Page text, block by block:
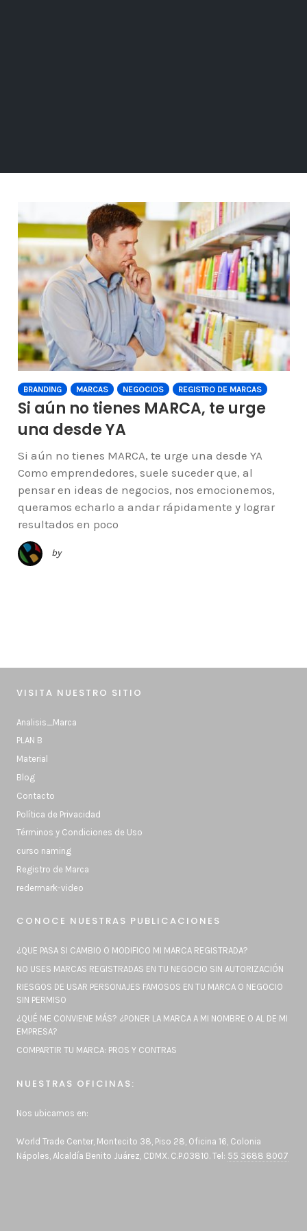
BRANDING MARCAS NEGOCIOS REGISTRO DE MARCAS
Si aún no tienes MARCA, te urge
una desde YA
Si aún no tienes MARCA, te urge una desde YA
Como emprendedores, suele suceder que, al
pensar en ideas de negocios, nos emocionemos,
queramos echarlo a andar rápidamente y lograr
resultados en poco
by
VISITA NUESTRO SITIO
Analisis_Marca
PLAN B
Material
Blog
Contacto
Política de Privacidad
Términos y Condiciones de Uso
curso naming
Registro de Marca
redermark-video
CONOCE NUESTRAS PUBLICACIONES
¿QUE PASA SI CAMBIO O MODIFICO MI MARCA REGISTRADA?
NO USES MARCAS REGISTRADAS EN TU NEGOCIO SIN AUTORIZACIÓN
RIESGOS DE USAR PERSONAJES FAMOSOS EN TU MARCA O NEGOCIO
SIN PERMISO
¿QUÉ ME CONVIENE MÁS? ¿PONER LA MARCA A MI NOMBRE O AL DE MI
EMPRESA?
COMPARTIR TU MARCA: PROS Y CONTRAS
NUESTRAS OFICINAS:
Nos ubicamos en:
World Trade Center, Montecito 38, Piso 28, Oficina 16, Colonia
Nápoles, Alcaldía Benito Juárez, CDMX. C.P.03810. Tel: 55 3688 8007